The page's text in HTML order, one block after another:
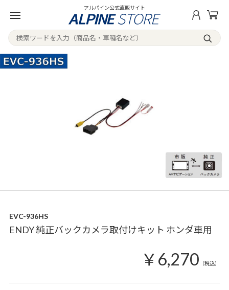
アルパイン公式直販サイト
EVC-936HS
ENDY 純正バックカメラ取付けキット ホンダ車用
￥6,270 （税込）